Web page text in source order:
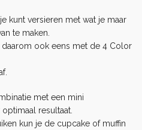
kunt versieren met wat je maar
te maken.
ook eens met de 4 Color
met een mini
resultaat.
kun je de cupcake of muffin